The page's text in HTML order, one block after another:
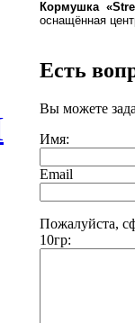
Кормушка «
оснащённая
Есть
Вы можете
Имя:
Email
Пожалуйста,
10гр: